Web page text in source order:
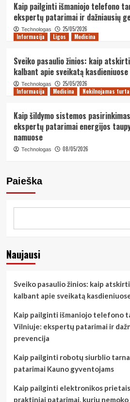
Kaip pailginti išmaniojo telefono
ekspertų patarimai ir dažniausių
Technologas
25/05/2026
Informacija
Ligos Medicina
Sveiko pasaulio žinios: kaip
kalbant apie sveikatą
Technologas
25/05/2026
Informacija
Medicina Nekilnojamas
Kaip šildymo sistemos
ekspertų patarimai energijos
namuose
Technologas 08/05/2026
Paieška
Naujausi
Sveiko pasaulio žinios: kaip
kalbant apie sveikatą
Kaip pailginti išmaniojo telefono
Vilniuje: ekspertų patarimai ir
prevencija
Kaip pailginti robotų siurblio
patarimai Kauno gyventojams
Kaip pailginti elektronikos
praktiniai patarimai, kurių